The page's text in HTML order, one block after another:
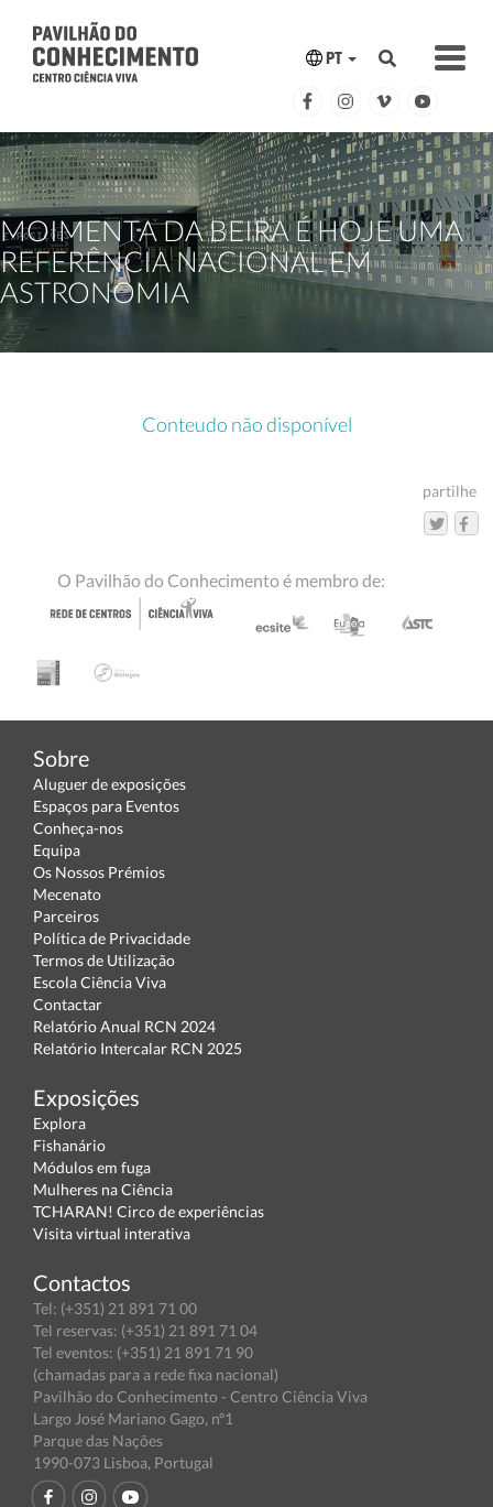
PT
MOIMENTA DA BEIRA É HOJE UMA
REFERÊNCIA NACIONAL EM
ASTRONOMIA
Conteudo não disponível
partilhe
O Pavilhão do Conhecimento é membro de:
Sobre
Aluguer de exposições
Espaços para Eventos
Conheça-nos
Equipa
Os Nossos Prémios
Mecenato
Parceiros
Política de Privacidade
Termos de Utilização
Escola Ciência Viva
Contactar
Relatório Anual RCN 2024
Relatório Intercalar RCN 2025
Exposições
Explora
Fishanário
Módulos em fuga
Mulheres na Ciência
TCHARAN! Circo de experiências
Visita virtual interativa
Contactos
Tel: (+351) 21 891 71 00
Tel reservas: (+351) 21 891 71 04
Tel eventos: (+351) 21 891 71 90
(chamadas para a rede fixa nacional)
Pavilhão do Conhecimento - Centro Ciência Viva
Largo José Mariano Gago, nº1
Parque das Nações
1990-073 Lisboa, Portugal